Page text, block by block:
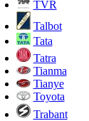
TVR
Talbot
Tata
Tatra
Tianma
Tianye
Toyota
Trabant